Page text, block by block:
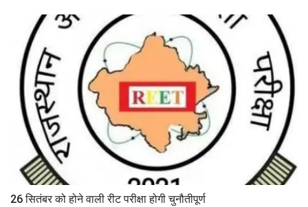
26 सितंबर को होने वाली रीट परीक्षा होगी चुनौतीपूर्ण